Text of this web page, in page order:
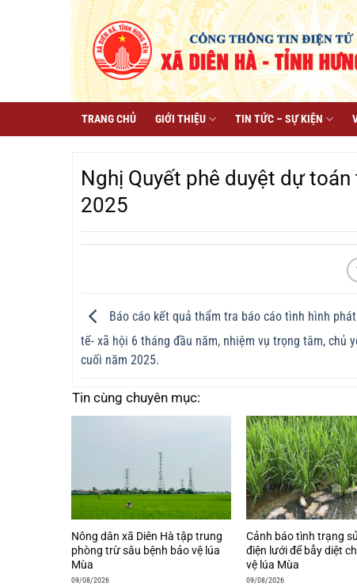
TRANG CHỦ GIỚI THIỆU TIN TỨC – SỰ KIỆN
Nghị Quyết phê duyệt dự
2025
Báo cáo kết quả thẩm tra báo cáo tình hình
tế- xã hội 6 tháng đầu năm, nhiệm vụ trọng tâm, chủ
cuối năm 2025.
Tin cùng chuyên mục:
Nông dân xã Diên Hà tập trung
phòng trừ sâu bệnh bảo vệ lúa
Mùa
09/08/2026
Cảnh báo tình trạng
điện lưới để bẫy diệt
vệ lúa Mùa
09/08/2026